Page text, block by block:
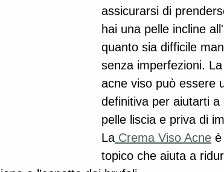
assicurarsi di
hai una pelle incline
quanto sia difficile
senza imperfezioni.
acne viso può essere
definitiva per aiutarti a
pelle liscia e priva di
La Crema Viso Acne è
topico che aiuta a